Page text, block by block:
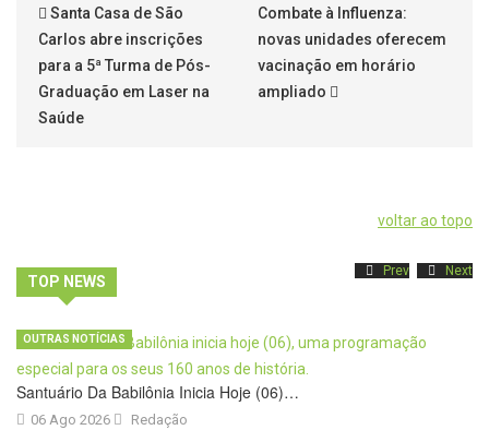
Santa Casa de São
Carlos abre inscrições
para a 5ª Turma de Pós-
Graduação em Laser na
Saúde
Combate à Influenza:
novas unidades oferecem
vacinação em horário
ampliado
voltar ao topo
TOP NEWS
Prev Next
Santuário Da Babilônia Inicia Hoje (06)…
06 Ago 2026
OUTRAS NOTÍCIAS
Redação